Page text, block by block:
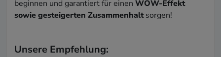
beginnen und garantiert für einen WOW-Effekt
sowie gesteigerten Zusammenhaltsorgen!
Unsere Empfehlung: